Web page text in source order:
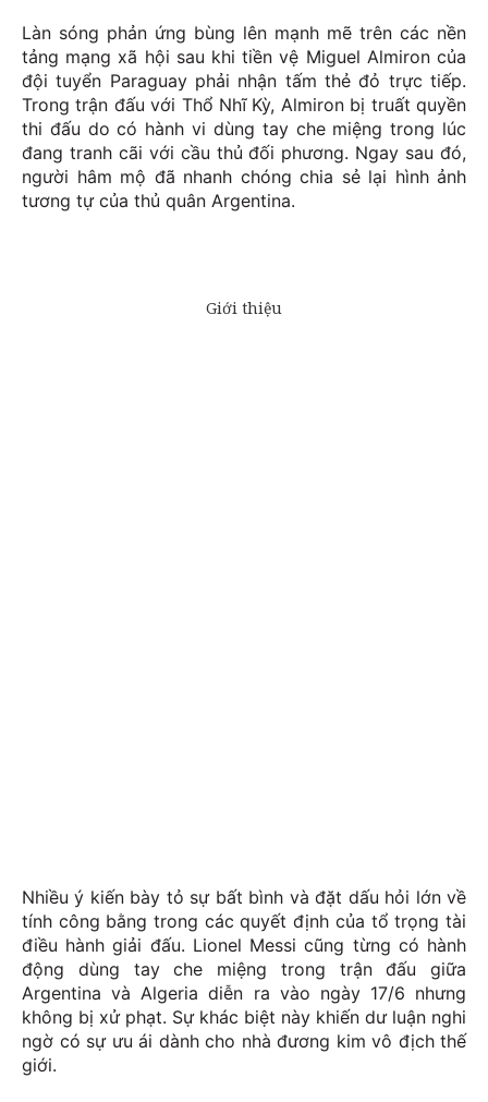
Làn sóng phản ứng bùng lên mạnh mẽ trên các nền
tảng mạng xã hội sau khi tiền vệ Miguel Almiron của
đội tuyển Paraguay phải nhận tấm thẻ đỏ trực tiếp.
Trong trận đấu với Thổ Nhĩ Kỳ, Almiron bị truất quyền
thi đấu do có hành vi dùng tay che miệng trong lúc
đang tranh cãi với cầu thủ đối phương. Ngay sau đó,
người hâm mộ đã nhanh chóng chia sẻ lại hình ảnh
tương tự của thủ quân Argentina.
Nhiều ý kiến bày tỏ sự bất bình và đặt dấu hỏi lớn về
tính công bằng trong các quyết định của tổ trọng tài
điều hành giải đấu. Lionel Messi cũng từng có hành
động dùng tay che miệng trong trận đấu giữa
Argentina và Algeria diễn ra vào ngày 17/6 nhưng
không bị xử phạt. Sự khác biệt này khiến dư luận nghi
ngờ có sự ưu ái dành cho nhà đương kim vô địch thế
giới.